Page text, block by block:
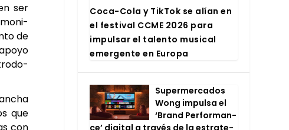
ser
moni­
de
que
Coca-Cola y Tik­Tok se alían en
el fes­ti­val CCME 2026 para
impul­sar el talen­to musi­cal
emer­gen­te en Euro­pa
Super­mer­ca­dos
Wong impul­sa el
‘Brand Per­for­man­
ce’ digi­tal a tra­vés de la estra­te­